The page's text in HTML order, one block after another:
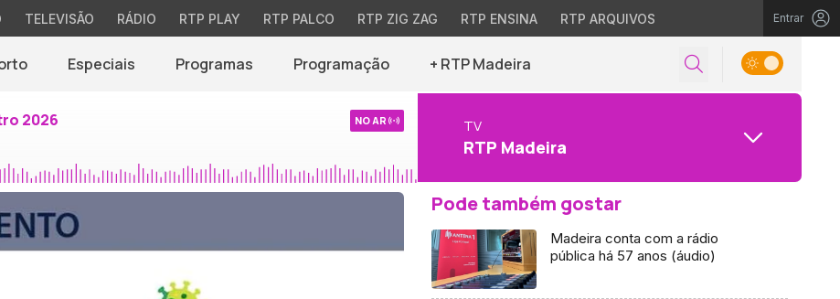
TELEVISÃO RÁDIO RTP PLAY RTP PALCO RTP ZIG ZAG RTP ENSINA RTP ARQUIVOS Entrar
Especiais Programas Programação + RTP Madeira
2026 NO AR TV
RTP Madeira
Pode também gostar
Madeira conta com a rádio
pública há 57 anos (áudio)